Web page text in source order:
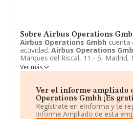
Sobre Airbus Operations
Airbus Operations Gmbh cuenta
actividad. Airbus Operations
Marques del Riscal, 11 - 5, Madrid,
enmarca su principal actividad
Fabricación de otro material de
Otras entidades extranjeras.
Ver más
Ver el informe ampliado
Operations Gmbh ¡Es
Regístrate en eInforma y te
Informe Ampliado de esta